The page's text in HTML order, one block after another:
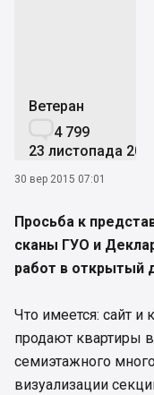
Ветеран
4 799
23 листопада 2012
30 вер 2015 07:01
Просьба к
сканы ГУО и
работ в открытый
Что имеется: сайт и
продают квартиры
семиэтажного
визуализации